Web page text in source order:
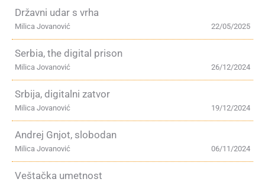
Državni udar s vrha
22/05/2025
Milica Jovanović
Serbia, the digital prison
26/12/2024
Milica Jovanović
Srbija, digitalni zatvor
19/12/2024
Milica Jovanović
Andrej Gnjot, slobodan
06/11/2024
Milica Jovanović
Veštačka umetnost